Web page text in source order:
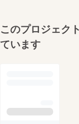
このプロジェク
ています